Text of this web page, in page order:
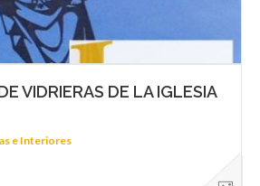
VIDRIERAS DE LA IGLESIA
e Interiores